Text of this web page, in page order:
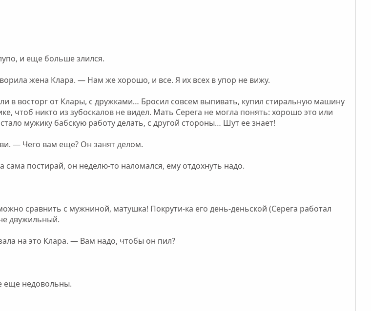
и еще больше злился.
жена Клара. — Нам же хорошо, и все. Я их всех в упор не вижу.
в восторг от Клары, с дружками… Бросил совсем выпивать, купил стиральную машину
чтоб никто из зубоскалов не видел. Мать Серега не могла понять: хорошо это или
мужику бабскую работу делать, с другой стороны… Шут ее знает!
— Чего вам еще? Он занят делом.
постирай, он неделю-то наломался, ему отдохнуть надо.
сравнить с мужниной, матушка! Покрути-ка его день-деньской (Серега работал
двужильный.
на это Клара. — Вам надо, чтобы он пил?
еще недовольны.